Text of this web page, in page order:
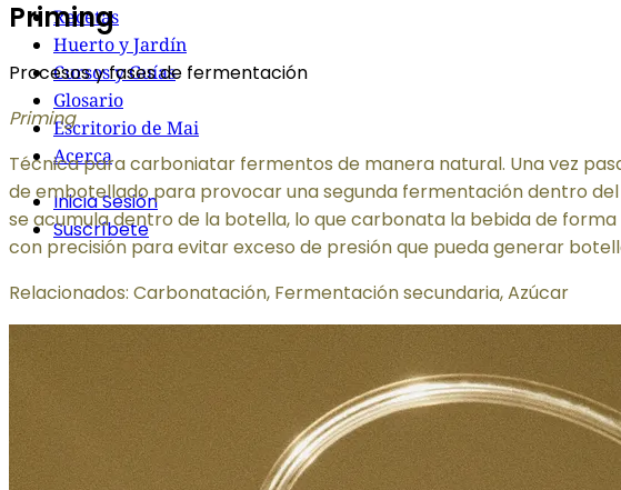
Recetas
Huerto y Jardín
Cursos y Guías
Glosario
Escritorio de Mai
Acerca
Inicia Sesión
Suscríbete
Priming
Procesos y fases de fermentación
Priming
Técnica para carboniatar fermentos de manera natural. Una vez
de embotellado para provocar una segunda fermentación dentro del
se acumula dentro de la botella, lo que carbonata la bebida de
con precisión para evitar exceso de presión que pueda generar
Relacionados: Carbonatación, Fermentación secundaria, Azúcar